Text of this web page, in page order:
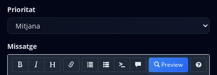
Prioritat
Missatge
Preview